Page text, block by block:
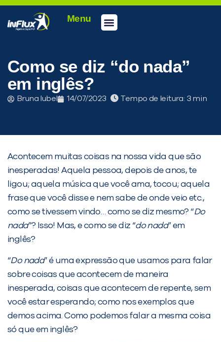
Menu
Como se diz “do nada”
em inglês?
Bruna Iubel 14/07/2023 Tempo de leitura:
Acontecem muitas coisas na nossa vida que são
inesperadas! Aquela pessoa, depois de anos, te
ligou; aquela música que você ama, tocou; aquela
frase que você disse e nem sabe de onde veio etc.,
como se tivessem vindo… como se diz mesmo? “Do
nada”? Isso! Mas, e como se diz “do nada” em
inglês?
“Do nada” é uma expressão que usamos para falar
sobre coisas que acontecem de maneira
inesperada, coisas que acontecem de repente, sem
você estar esperando; como nos exemplos que
demos acima. Como podemos falar a mesma coisa
só que em inglês?
PEÇA UMA DEMONSTRAÇÃO DE MÉTODO